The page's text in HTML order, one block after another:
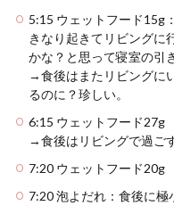
5:15 ウェットフード15g
きなり起きてリビングに
かな？と思って寝室の引
→食後はまたリビングに
るのに？珍しい。
6:15 ウェットフード27g
→食後はリビングで過ご
7:20 ウェットフード20g
7:20 泡よだれ：食後に極